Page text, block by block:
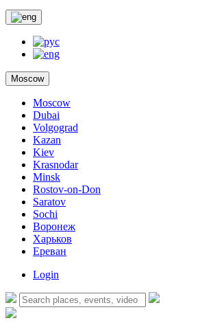
Moscow
Moscow
Dubai
Volgograd
Kazan
Kiev
Krasnodar
Minsk
Rostov-on-Don
Saratov
Sochi
Воронеж
Харьков
Ереван
Login